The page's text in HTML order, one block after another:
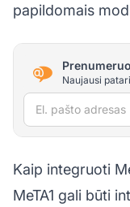
papildomais
Naujausi
El. pašto adresas
Kaip integruoti
MeTA1 gali būti